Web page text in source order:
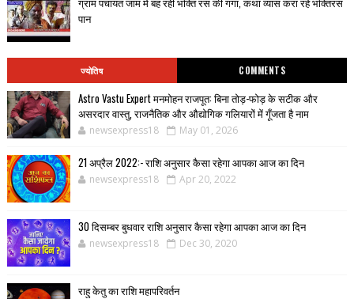
पान
ज्योतिष COMMENTS
Astro Vastu Expert मनमोहन राजपूत: बिना तोड़-फोड़ के सटीक और
असरदार वास्तु, राजनैतिक और औद्योगिक गलियारों में गूँजता है नाम
newsexpress18 May 01, 2026
21 अप्रैल 2022:- राशि अनुसार कैसा रहेगा आपका आज का दिन
newsexpress18 Apr 20, 2022
30 दिसम्बर बुधवार राशि अनुसार कैसा रहेगा आपका आज का दिन
newsexpress18 Dec 30, 2020
राहु केतु का राशि महापरिवर्तन